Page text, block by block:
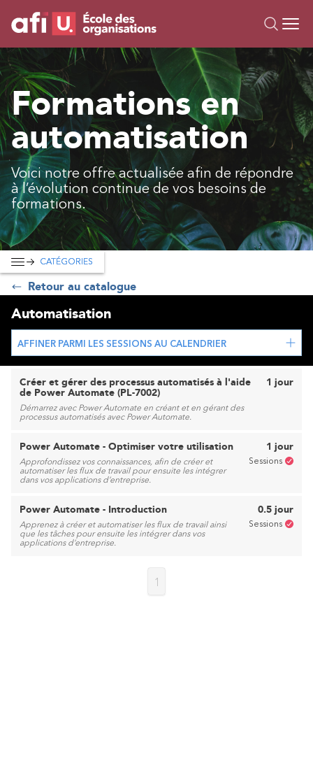
Formations
Campus IA
Sur mesure
À propos
Ressources
Formations en
automatisation
Voici notre offre actualisée afin de répondre
à l’évolution continue de vos besoins de
formations.
Retour au catalogue
CATÉGORIES
Automatisation
AFFINER PARMI LES SESSIONS AU CALENDRIER
Créer et gérer des processus automatisés à l'aide
de Power Automate (PL-7002)
Démarrez avec Power Automate en créant et en gérant des
processus automatisés avec Power Automate.
1 jour
Power Automate - Optimiser votre utilisation
Approfondissez vos connaissances, afin de créer et
automatiser les flux de travail pour ensuite les intégrer
dans vos applications d’entreprise.
1 jour
Sessions
Power Automate - Introduction
Apprenez à créer et automatiser les flux de travail ainsi
que les tâches pour ensuite les intégrer dans vos
applications d’entreprise.
0.5 jour
Sessions
1